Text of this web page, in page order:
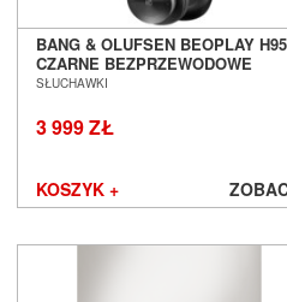
BANG & OLUFSEN BEOPLAY H95
CZARNE BEZPRZEWODOWE
SŁUCHAWKI Z ANC SALON
SŁUCHAWKI
3 999 ZŁ
KOSZYK +